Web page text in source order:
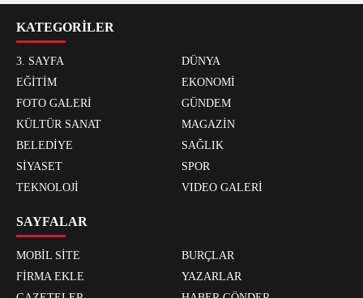
KATEGORİLER
3. SAYFA
DÜNYA
EĞİTİM
EKONOMİ
FOTO GALERİ
GÜNDEM
KÜLTÜR SANAT
MAGAZİN
BELEDİYE
SAĞLIK
SİYASET
SPOR
TEKNOLOJİ
VIDEO GALERİ
SAYFALAR
MOBİL SİTE
BURÇLAR
FİRMA EKLE
YAZARLAR